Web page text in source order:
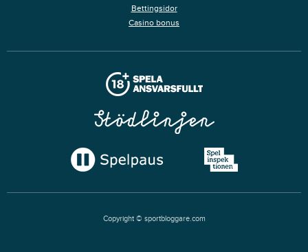
Bettingsidor
Casino bonus
Copyright © sportbloggare.com